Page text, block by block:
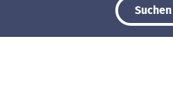
Suchen